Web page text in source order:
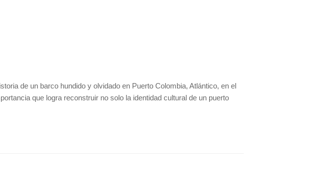
de un barco hundido y olvidado en Puerto Colombia, Atlántico, en el
que logra reconstruir no solo la identidad cultural de un puerto